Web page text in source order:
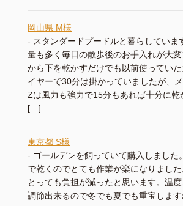
岡山県 M様
- スタンダードプードルと暮らしていま
量も多く毎日の散歩後のお手入れが大
から下を乾かすだけでも以前使っていた
イヤーで30分は掛かっていましたが、
Zは風力も強力で15分もあれば十分に乾
[…]
東京都 S様
- ゴールデンを飼っていて購入しました
で乾くのでとても作業が楽になりまし
とっても負担が減ったと思います。温
調節出来るので冬でも夏でも重宝します